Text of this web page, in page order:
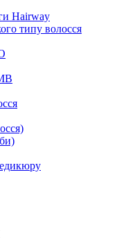
Hairway
типу волосся